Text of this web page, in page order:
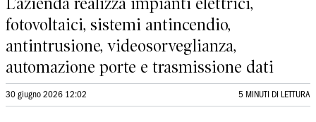
fotovoltaici, sistemi antincendio,
antintrusione, videosorveglianza,
automazione porte e trasmissione dati
30 giugno 2026 12:02 5 MINUTI DI LETTURA